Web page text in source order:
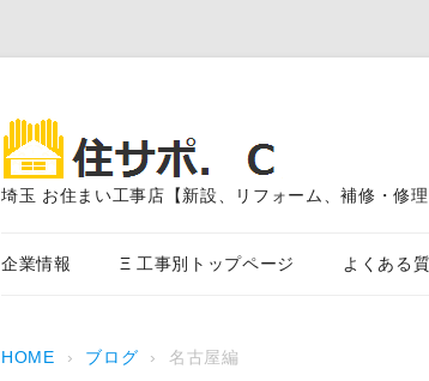
埼玉 お住まい工事店【新設、リフォーム、補修・修理
企業情報
Ξ 工事別トップページ
アスファルト舗装
よくある
HOME › ブログ › 名古屋編